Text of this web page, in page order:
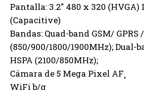
Pantalla: 3.2″ 480 x 320
(Capacitive)
Bandas: Quad-band GSM/ GPRS /
(850/900/1800/1900MHz); Dual-
HSPA (2100/850MHz);
Cámara de 5 Mega Pixel AF¸
WiFi b/g